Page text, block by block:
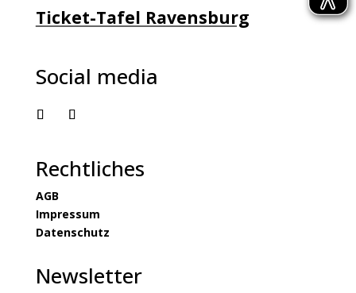
Ticket-Tafel Ravensburg
Social media
Rechtliches
AGB
Impressum
Datenschutz
Newsletter